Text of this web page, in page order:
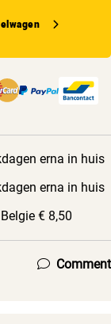
erna in huis
erna in huis
€ 8,50
Comment